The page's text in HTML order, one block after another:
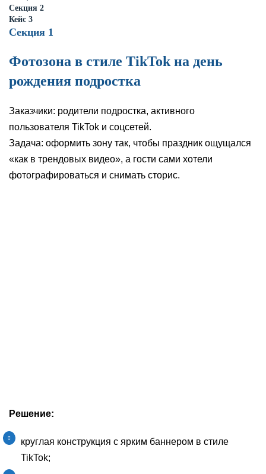
Секция 2
Кейс 3
Секция 1
Фотозона в стиле TikTok на день
рождения подростка
Заказчики: родители подростка, активного
пользователя TikTok и соцсетей.
Задача: оформить зону так, чтобы праздник ощущался
«как в трендовых видео», а гости сами хотели
фотографироваться и снимать сторис.
Решение:
круглая конструкция с ярким баннером в стиле
TikTok;